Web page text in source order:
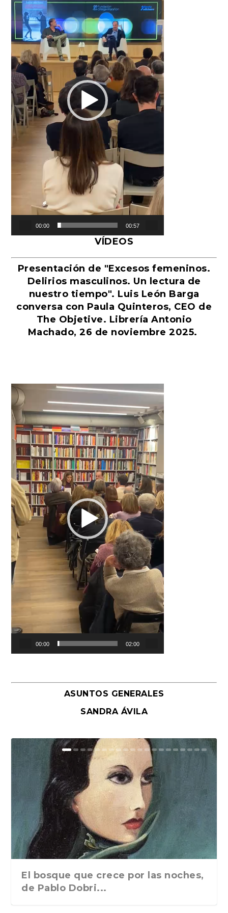
00:00 00:57
VÍDEOS
Presentación de "Excesos femeninos.
Delirios masculinos. Un lectura de
nuestro tiempo". Luis León Barga
conversa con Paula Quinteros, CEO de
The Objetive. Librería Antonio
Machado, 26 de noviembre 2025.
Reproductor
de
vídeo
00:00 02:00
ASUNTOS GENERALES
SANDRA ÁVILA
El bosque que crece por las noches,
de Pablo Dobri...